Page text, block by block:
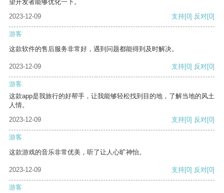
望开发者能够优化一下。
2023-12-09
支持[0] 反对[0]
游客
这款软件的售后服务非常好，遇到问题都能得到及时解决。
2023-12-09 支持[0] 反对[0]
游客
这款app是我旅行的好帮手，让我能够轻松找到目的地，了解当地的风土
人情。
2023-12-09
支持[0] 反对[0]
游客
这款游戏的音乐非常优美，听了让人心旷神怡。
2023-12-09 支持[0] 反对[0]
游客